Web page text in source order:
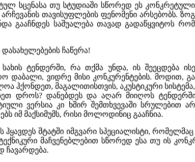
სცენასა თუ სტუდიაში სწორედ ეს
თავისუფლების ფენომენი არსებობს. ზოგს
გააჩნდეს საშუალება თავად გადაწყვიტოს
ჩაწერა!
ტენდერში, რა თქმა უნდა, ის შეეცდება
დაბალი, ვიდრე მისი კონკურენტების.
ჰქონდეთ, მაგალითისთვის, აკუსტიკური
დროს? დანებდეს და აღარ მიიღოს
ვერსია კი ხშირ შემთხვევაში სრულებით
იმ მაქსიმუმს, რისი მოლოდინიც გააჩნია.
შტატში იმგვარი სპეციალისტი,
მაჩვენებლებით სწორედ ესა თუ ის
ჩავარდება.